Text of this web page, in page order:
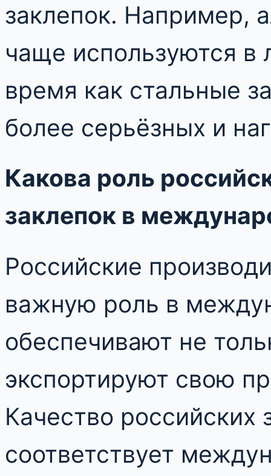
заклепок. Например,
чаще используются в
время как стальные
более серьёзных и
Какова роль
заклепок в
Российские
важную роль в
обеспечивают не
экспортируют свою
Качество российских
соответствует